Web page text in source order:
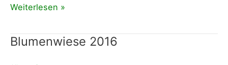
Krone
bei
Frener
Weiterlesen »
Blumenwiese 2016